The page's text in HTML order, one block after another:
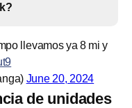
llevamos ya 8 mi y
June 20, 2024
de unidades